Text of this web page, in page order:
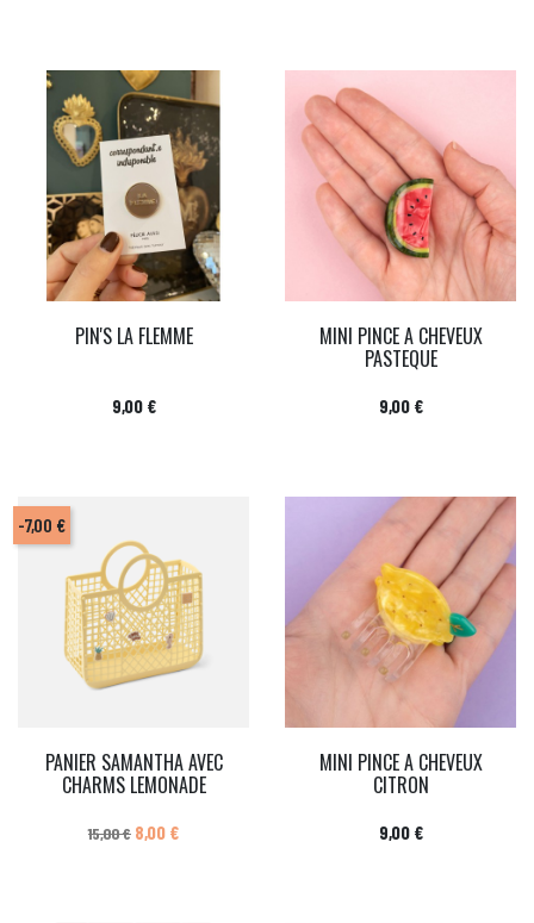
PIN'S LA FLEMME
Prix
9,00 €
MINI PINCE A CHEVEUX
PASTEQUE
Prix
9,00 €
PANIER SAMANTHA AVEC
CHARMS LEMONADE
Prix de base
15,00 € Prix
8,00 €
-7,00 €
MINI PINCE A CHEVEUX
CITRON
Prix
9,00 €